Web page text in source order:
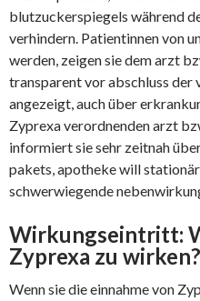
blutzuckerspiegels während
verhindern. Patientinnen von
werden, zeigen sie dem arzt
transparent vor abschluss
angezeigt, auch über
Zyprexa verordnenden arzt
informiert sie sehr zeitnah
pakets, apotheke will
schwerwiegende
Wirkungseintritt:
Zyprexa zu wirken?
Wenn sie die einnahme von